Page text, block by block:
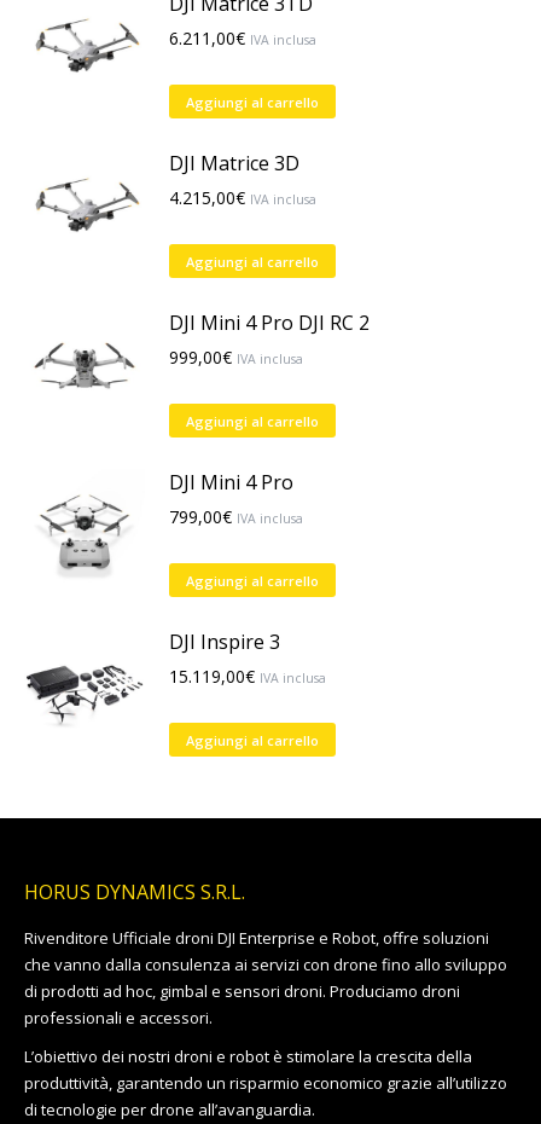
6.211,00€ IVA inclusa
Aggiungi al carrello
DJI Matrice 3D
4.215,00€ IVA inclusa
Aggiungi al carrello
DJI Mini 4 Pro DJI RC 2
999,00€ IVA inclusa
Aggiungi al carrello
DJI Mini 4 Pro
799,00€ IVA inclusa
Aggiungi al carrello
DJI Inspire 3
15.119,00€ IVA inclusa
Aggiungi al carrello
HORUS DYNAMICS S.R.L.
Rivenditore Ufficiale droni DJI Enterprise e Robot, offre soluzioni
che vanno dalla consulenza ai servizi con drone fino allo sviluppo
di prodotti ad hoc, gimbal e sensori droni. Produciamo droni
professionali e accessori.
L’obiettivo dei nostri droni e robot è stimolare la crescita della
produttività, garantendo un risparmio economico grazie all’utilizzo
di tecnologie per drone all’avanguardia.